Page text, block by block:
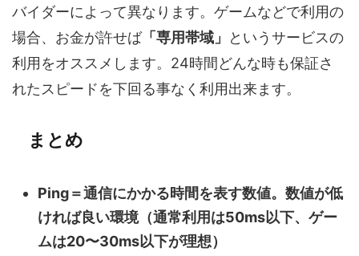
バイダーによって異なります。ゲームなどで利用の
場合、お金が許せば「専用帯域」
というサービスの
利用をオススメします。24時間どんな時も保証さ
れたスピードを下回る事なく利用出来ます。
まとめ
Ping＝通信にかかる時間を表す数値。数値が低
ければ良い環境（通常利用は50ms以下、ゲー
ムは20〜30ms以下が理想）